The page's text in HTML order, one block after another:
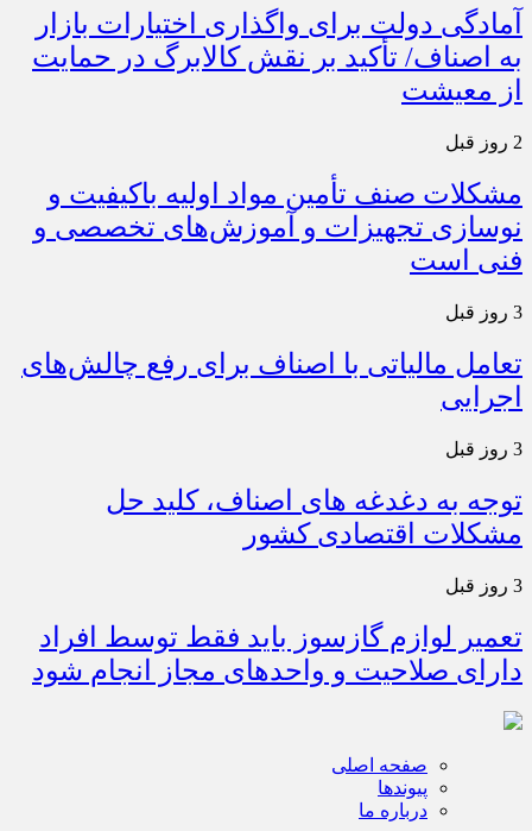
آمادگی دولت برای واگذاری اختیارات بازار
به اصناف/ تأکید بر نقش کالابرگ در حمایت
از معیشت
2 روز قبل
مشکلات صنف تأمین مواد اولیه باکیفیت و
نوسازی تجهیزات و آموزش‌های تخصصی و
فنی است
3 روز قبل
تعامل مالیاتی با اصناف برای رفع چالش‌های
اجرایی
3 روز قبل
توجه به دغدغه های اصناف، کلید حل
مشکلات اقتصادی کشور
3 روز قبل
تعمیر لوازم گازسوز باید فقط توسط افراد
دارای صلاحیت و واحدهای مجاز انجام شود
صفحه اصلی
پیوندها
درباره ما